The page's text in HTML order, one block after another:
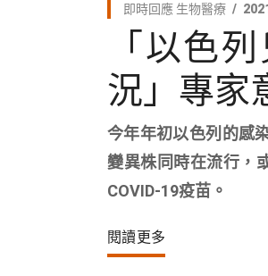
即時回應 生物醫療
「以色
況」專家
今年年初以色列的感
變異株同時在流行，
COVID-19疫苗。
閱讀更多